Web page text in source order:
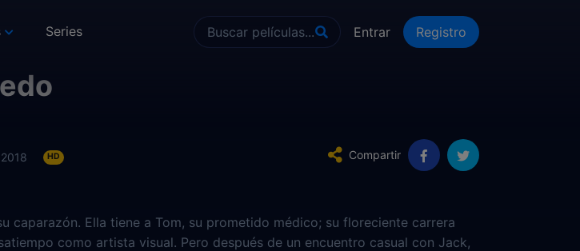
Entrar Registro
Series
2018 HD Compartir
caparazón. Ella tiene a Tom, su prometido médico; su floreciente carrera
como artista visual. Pero después de un encuentro casual con Jack,